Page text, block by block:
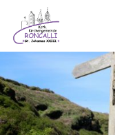
Zum Inhalt springen